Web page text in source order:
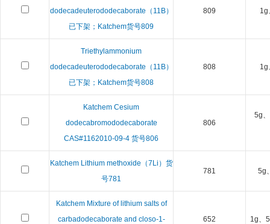
dodecadeuterododecaborate（11B）
已下架；Katchem货号809
809 1g
Triethylammonium
dodecadeuterododecaborate（11B）
已下架；Katchem货号808
808 1g
Katchem Cesium
dodecabromododecaborate
CAS#1162010-09-4 货号806
806
5g
Katchem Lithium methoxide（7Li）货
号781
781 5g
Katchem Mixture of lithium salts of
carbadodecaborate and closo-1-
652 1g、